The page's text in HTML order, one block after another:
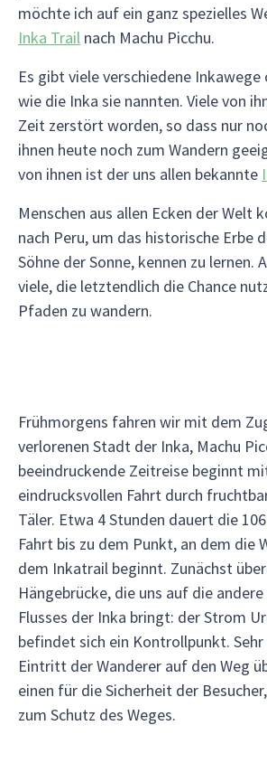
möchte ich auf ein ganz spezielles
Inka Trail nach Machu Picchu.
Es gibt viele verschiedene Inkawege
wie die Inka sie nannten. Viele von
Zeit zerstört worden, so dass nur
ihnen heute noch zum Wandern
von ihnen ist der uns allen bekannte
Menschen aus allen Ecken der Welt
nach Peru, um das historische Erbe
Söhne der Sonne, kennen zu lernen.
viele, die letztendlich die Chance
Pfaden zu wandern.
Frühmorgens fahren wir mit dem
verlorenen Stadt der Inka, Machu
beeindruckende Zeitreise beginnt
eindrucksvollen Fahrt durch
Täler. Etwa 4 Stunden dauert die
Fahrt bis zu dem Punkt, an dem die
dem Inkatrail beginnt. Zunächst
Hängebrücke, die uns auf die
Flusses der Inka bringt: der Strom
befindet sich ein Kontrollpunkt.
Eintritt der Wanderer auf den Weg
einen für die Sicherheit der
zum Schutz des Weges.